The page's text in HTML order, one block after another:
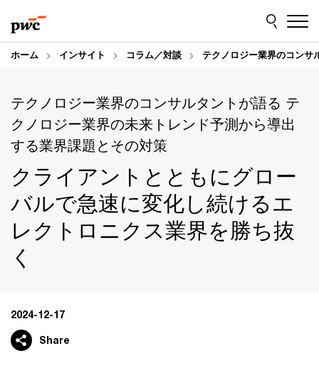
to
content
to
footer
ホーム インサイト コラム／対談 テクノロジー業界のコンサ
テクノロジー業界のコンサルタントが語る テ
クノロジー業界の未来トレンド予測から導出
する業界課題とその対策
クライアントとともにグロー
バルで急速に変化し続けるエ
レクトロニクス業界を勝ち抜
く
2024-12-17
Share